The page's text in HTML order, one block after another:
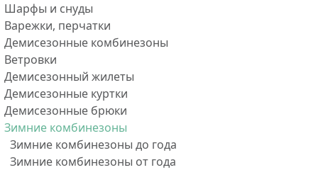
Шарфы и снуды
Варежки, перчатки
Демисезонные комбинезоны
Ветровки
Демисезонный жилеты
Демисезонные куртки
Демисезонные брюки
Зимние комбинезоны
Зимние комбинезоны до года
Зимние комбинезоны от года